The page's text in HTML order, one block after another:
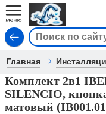
Главная
Комплект 2в1
SILENCIO,
матовый